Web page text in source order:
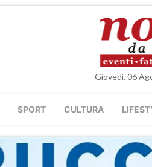
Giovedì, 06
SPORT CULTURA